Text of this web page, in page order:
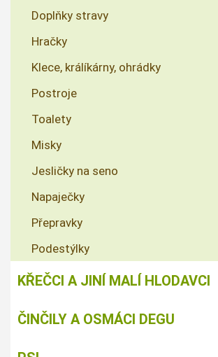
Doplňky stravy
Hračky
Klece, králíkárny, ohrádky
Postroje
Toalety
Misky
Jesličky na seno
Napaječky
Přepravky
Podestýlky
KŘEČCI A JINÍ MALÍ HLODAVCI
ČINČILY A OSMÁCI DEGU